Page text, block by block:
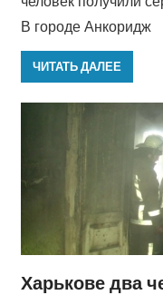
В городе Анкоридж
ЧИТАТЬ ДАЛЕЕ
Харькове два